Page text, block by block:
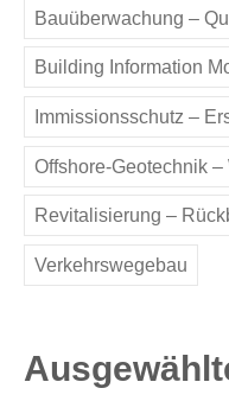
Bauüberwachung –
Building Information
Immissionsschutz –
Offshore-Geotechnik –
Revitalisierung –
Verkehrswegebau